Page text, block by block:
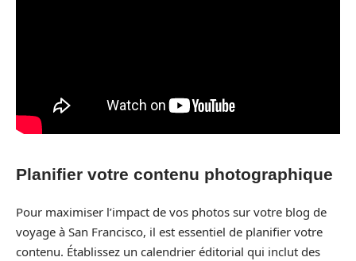
Planifier votre contenu photographique
Pour maximiser l’impact de vos photos sur votre blog de
voyage à San Francisco, il est essentiel de planifier votre
contenu. Établissez un calendrier éditorial qui inclut des